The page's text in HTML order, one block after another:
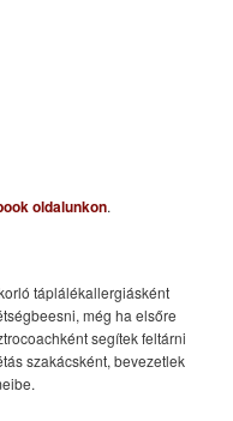
oldalunkon.
táplálékallergiásként
még ha elsőre
segítek feltárni
szakácsként, bevezetlek